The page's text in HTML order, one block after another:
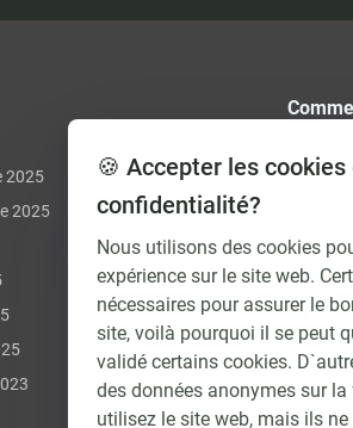
2025
2025
nos
🍪 Accepter les
confidentialité?
Nous utilisons des cookies
expérience sur le site web.
nécessaires pour assurer le
site, voilà pourquoi il se peut
validé certains cookies.
des données anonymes sur
utilisez le site web, mais ils